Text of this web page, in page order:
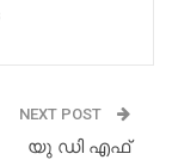
NEXT POST
യു ഡി എഫ്